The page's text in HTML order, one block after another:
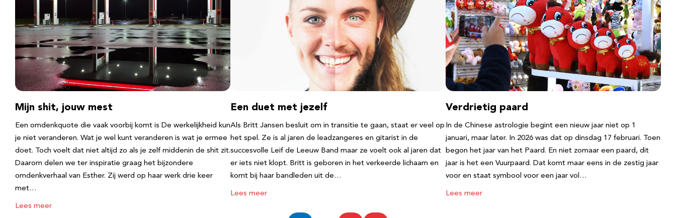
Mijn shit, jouw mest
Een omdenkquote die vaak voorbij komt is De werkelijkheid kun
je niet veranderen. Wat je wel kunt veranderen is wat je ermee
doet. Toch voelt dat niet altijd zo als je zelf middenin de shit zit.
Daarom delen we ter inspiratie graag het bijzondere
omdenkverhaal van Esther. Zij werd op haar werk drie keer
met…
Lees meer
Een duet met jezelf
Als Britt Jansen besluit om in transitie te gaan, staat er veel op
het spel. Ze is al jaren de leadzangeres en gitarist in de
succesvolle Leif de Leeuw Band maar ze voelt ook al jaren dat
er iets niet klopt. Britt is geboren in het verkeerde lichaam en
komt bij haar bandleden uit de…
Lees meer
Verdrietig paard
In de Chinese astrologie begint een nieuw jaar niet op 1
januari, maar later. In 2026 was dat op dinsdag 17 februari. Toen
begon het jaar van het Paard. En niet zomaar een paard, dit
jaar is het een Vuurpaard. Dat komt maar eens in de zestig jaar
voor en staat symbool voor een jaar vol…
Lees meer